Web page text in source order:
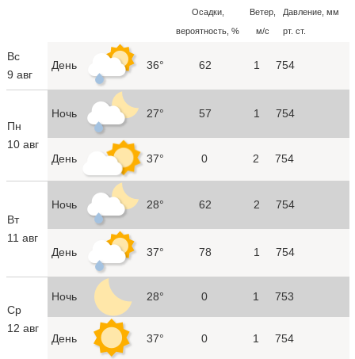
Осадки,
вероятность, %
Ветер,
м/с
Давление, мм
рт. ст.
Вс
9 авг
День 36° 62 1 754
Пн
10 авг
Ночь 27° 57 1 754
День 37° 0 2 754
Вт
11 авг
Ночь 28° 62 2 754
День 37° 78 1 754
Ср
12 авг
Ночь 28° 0 1 753
День 37° 0 1 754